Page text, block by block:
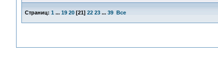
Страниц: 1 ... 19 20[21] 22 23 ... 39 Все